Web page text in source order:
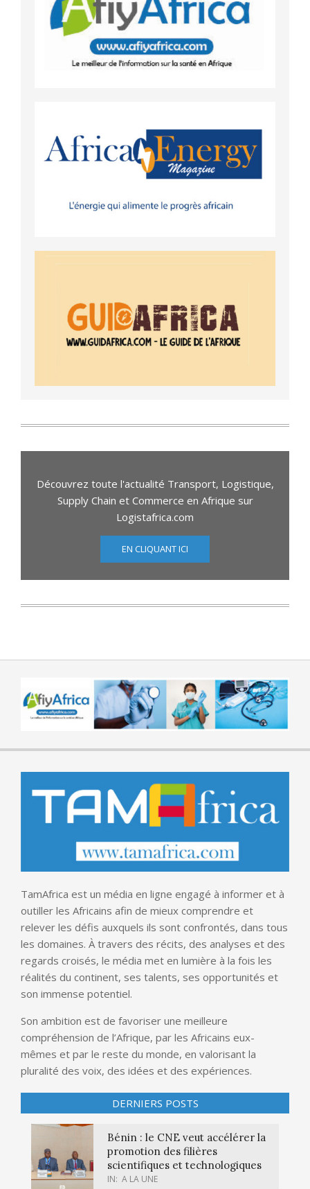
Découvrez toute l'actualité Transport, Logistique,
Supply Chain et Commerce en Afrique sur
Logistafrica.com
EN CLIQUANT ICI
TamAfrica est un média en ligne engagé à informer et à
outiller les Africains afin de mieux comprendre et
relever les défis auxquels ils sont confrontés, dans tous
les domaines. À travers des récits, des analyses et des
regards croisés, le média met en lumière à la fois les
réalités du continent, ses talents, ses opportunités et
son immense potentiel.
Son ambition est de favoriser une meilleure
compréhension de l’Afrique, par les Africains eux-
mêmes et par le reste du monde, en valorisant la
pluralité des voix, des idées et des expériences.
DERNIERS POSTS
Bénin : le CNE veut accélérer la
promotion des filières
scientifiques et technologiques
IN: A LA UNE